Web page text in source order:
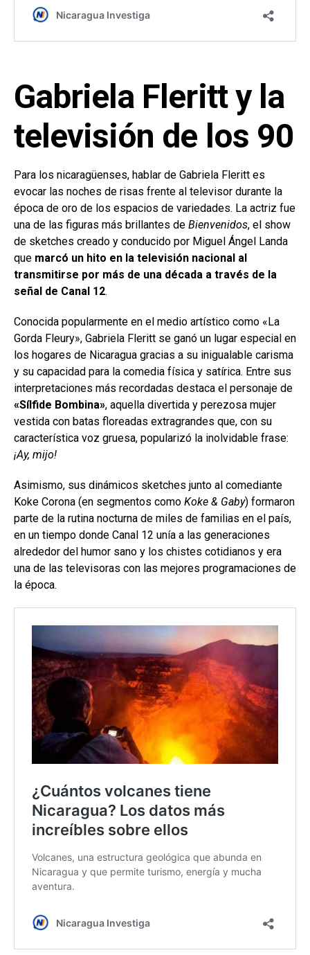
Gabriela Fleritt y la
televisión de los 90
Para los nicaragüenses, hablar de Gabriela Fleritt es
evocar las noches de risas frente al televisor durante la
época de oro de los espacios de variedades. La actriz fue
una de las figuras más brillantes de Bienvenidos, el show
de sketches creado y conducido por Miguel Ángel Landa
que marcó un hito en la televisión nacional al
transmitirse por más de una década a través de la
señal de Canal 12.
Conocida popularmente en el medio artístico como «La
Gorda Fleury», Gabriela Fleritt se ganó un lugar especial en
los hogares de Nicaragua gracias a su inigualable carisma
y su capacidad para la comedia física y satírica. Entre sus
interpretaciones más recordadas destaca el personaje de
«Sílfide Bombina», aquella divertida y perezosa mujer
vestida con batas floreadas extragrandes que, con su
característica voz gruesa, popularizó la inolvidable frase:
¡Ay, mijo!
Asimismo, sus dinámicos sketches junto al comediante
Koke Corona (en segmentos como Koke & Gaby) formaron
parte de la rutina nocturna de miles de familias en el país,
en un tiempo donde Canal 12 unía a las generaciones
alrededor del humor sano y los chistes cotidianos y era
una de las televisoras con las mejores programaciones de
la época.